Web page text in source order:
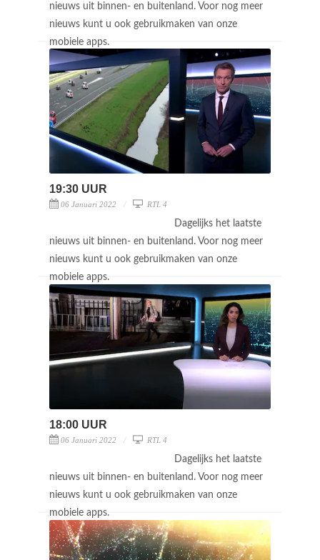
nieuws uit binnen- en buitenland. Voor nog meer
nieuws kunt u ook gebruikmaken van onze
mobiele apps.
19:30 UUR
06 Januari 2022 RTL 4
Dagelijks het laatste
nieuws uit binnen- en buitenland. Voor nog meer
nieuws kunt u ook gebruikmaken van onze
mobiele apps.
18:00 UUR
06 Januari 2022 RTL 4
Dagelijks het laatste
nieuws uit binnen- en buitenland. Voor nog meer
nieuws kunt u ook gebruikmaken van onze
mobiele apps.